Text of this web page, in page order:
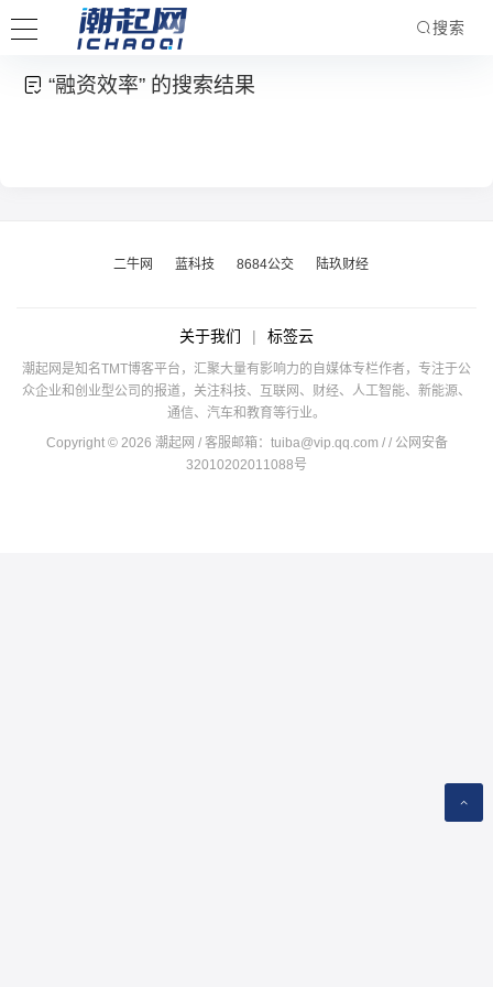
搜索
“融资效率” 的搜索结果
二牛网 蓝科技 8684公交 陆玖财经
关于我们 | 标签云
潮起网是知名TMT博客平台，汇聚大量有影响力的自媒体专栏作者，专注于公
众企业和创业型公司的报道，关注科技、互联网、财经、人工智能、新能源、
通信、汽车和教育等行业。
Copyright © 2026 潮起网 / 客服邮箱： tuiba@vip.qq.com / / 公网安备
32010202011088号